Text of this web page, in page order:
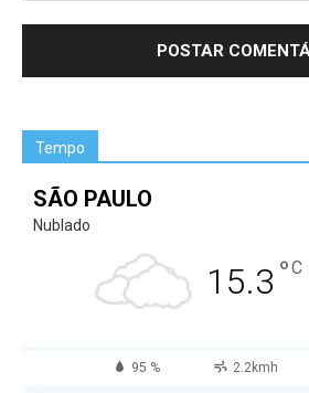
Tempo
SÃO PAULO
Nublado
15.3 °C
95 % 2.2kmh